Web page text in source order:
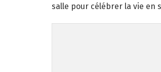
salle pour célébrer la vie en